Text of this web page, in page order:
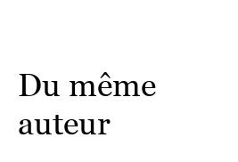
Du même
auteur